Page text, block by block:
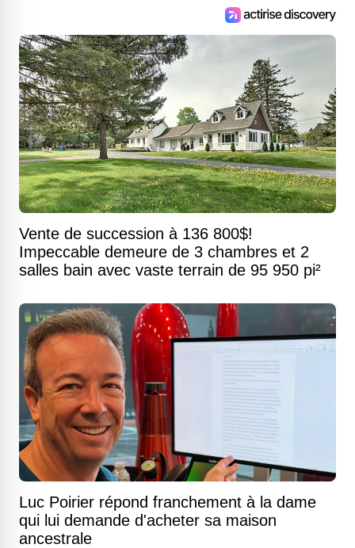
Vente de succession à 136 800$!
Impeccable demeure de 3 chambres et 2
salles bain avec vaste terrain de 95 950 pi²
Luc Poirier répond franchement à la dame
qui lui demande d'acheter sa maison
ancestrale